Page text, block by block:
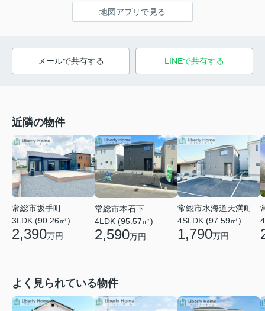
地図アプリで見る
メールで共有する LINEで共有する
近隣の物件
常総市坂手町
3LDK (90.26㎡)
2,390万円
常総市本石下
4LDK (95.57㎡)
2,590万円
常総市水海道天満町
4SLDK (97.59㎡)
1,790万円
よく見られている物件